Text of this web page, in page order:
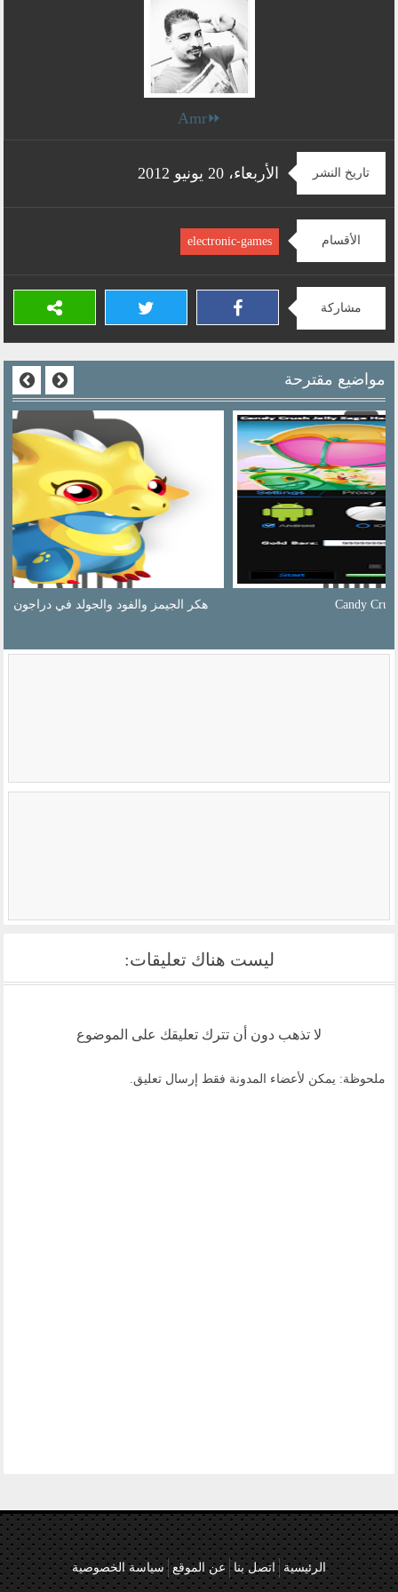
⏩Amr
تاريخ النشر الأربعاء، 20 يونيو 2012
الأقسام electronic-games
مشاركة
مواضيع مقترحة
هكر الجيمز والفود والجولد في دراجون سيتي 2016 100%مضمونه...
ليست هناك تعليقات:
لا تذهب دون أن تترك تعليقك على الموضوع
ملحوظة: يمكن لأعضاء المدونة فقط إرسال تعليق.
الرئيسية اتصل بنا عن الموقع سياسة الخصوصية